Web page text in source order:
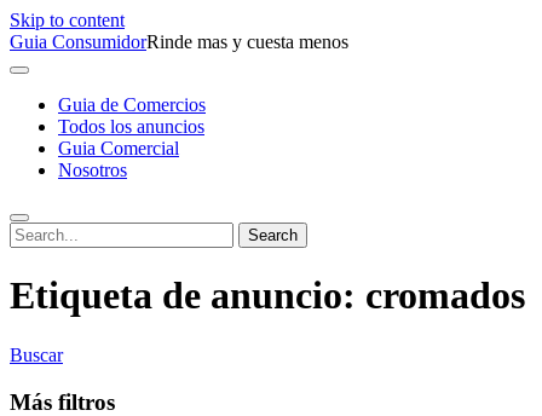
Skip to content
Guia ConsumidorRinde mas y cuesta menos
Guia de Comercios
Todos los anuncios
Guia Comercial
Nosotros
Etiqueta de anuncio: cromados
Buscar
Más filtros